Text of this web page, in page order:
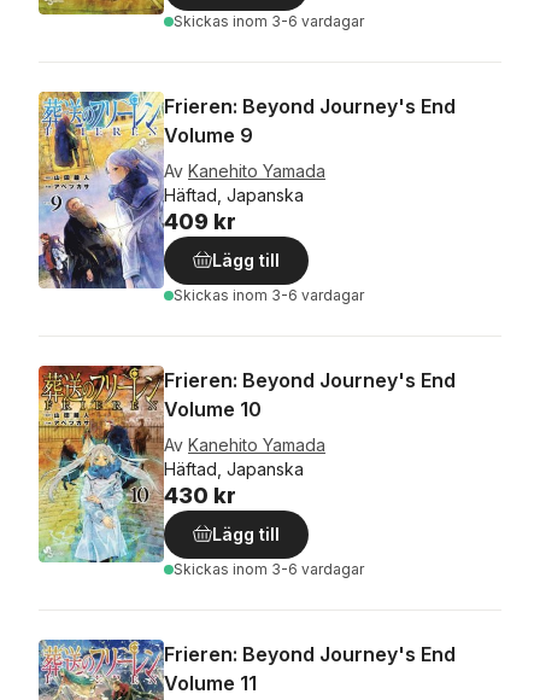
Skickas inom 3-6 vardagar
Frieren: Beyond Journey's End
Volume 9
Av Kanehito Yamada
Häftad, Japanska
409 kr
Lägg till
Skickas inom 3-6 vardagar
Frieren: Beyond Journey's End
Volume 10
Av Kanehito Yamada
Häftad, Japanska
430 kr
Lägg till
Skickas inom 3-6 vardagar
Frieren: Beyond Journey's End
Volume 11